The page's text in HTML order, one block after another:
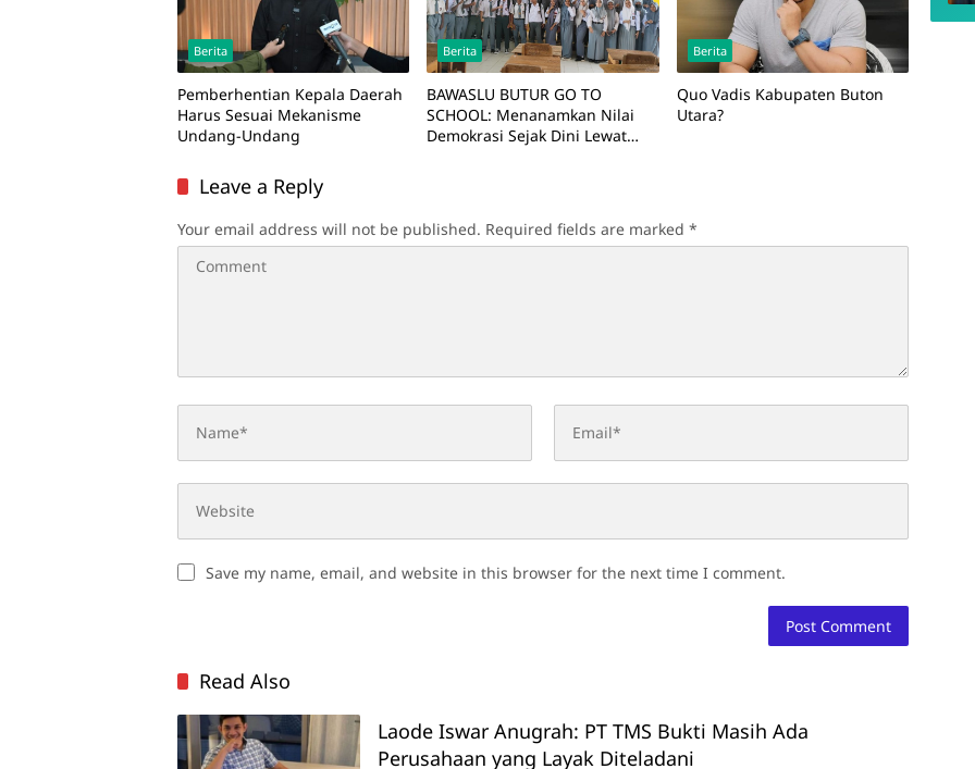
Berita
Pemberhentian Kepala Daerah
Harus Sesuai Mekanisme
Undang-Undang
Berita
BAWASLU BUTUR GO TO
SCHOOL: Menanamkan Nilai
Demokrasi Sejak Dini Lewat
Berita
Quo Vadis Kabupaten Buton
Utara?
Leave a Reply
Your email address will not be published. Required fields are marked *
Save my name, email, and website in this browser for the next time I comment.
Read Also
Laode Iswar Anugrah: PT TMS Bukti Masih Ada
Perusahaan yang Layak Diteladani